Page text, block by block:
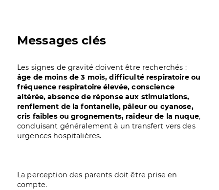
Messages clés
Les signes de gravité doivent être recherchés :
âge de moins de 3 mois, difficulté respiratoire ou
fréquence respiratoire élevée, conscience
altérée, absence de réponse aux stimulations,
renflement de la fontanelle, pâleur ou cyanose,
cris faibles ou grognements, raideur de la nuque,
conduisant généralement à un transfert vers des
urgences hospitalières.
La perception des parents doit être prise en
compte.